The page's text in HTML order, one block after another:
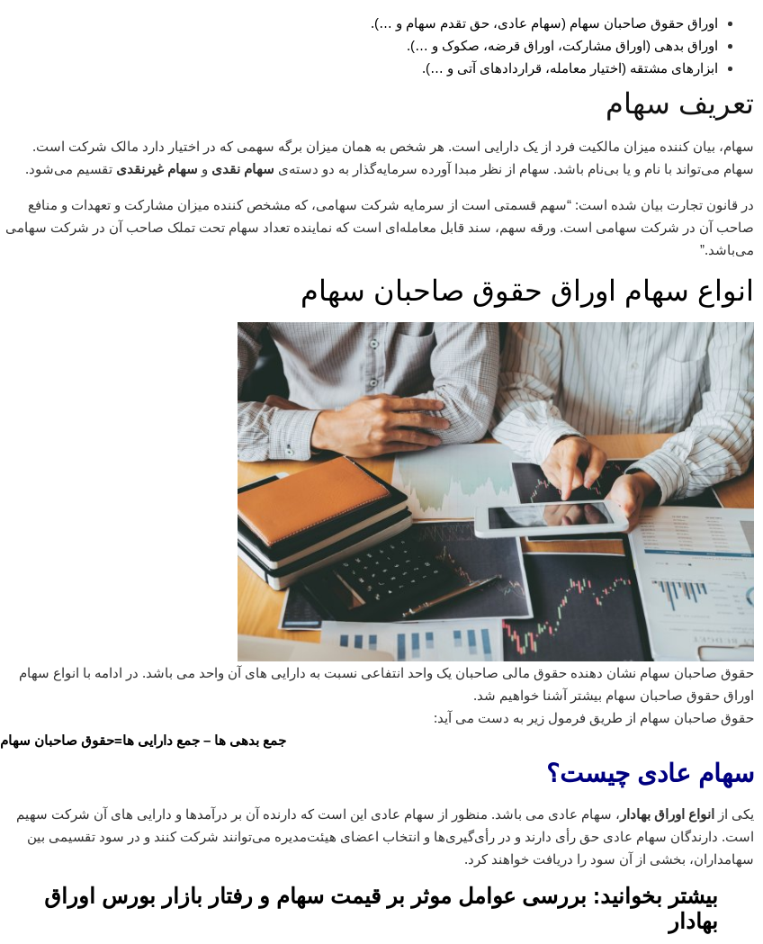
اوراق حقوق صاحبان سهام (سهام عادی، حق تقدم سهام و …).
اوراق بدهی (اوراق مشارکت، اوراق قرضه، صکوک و …).
ابزارهای مشتقه (اختیار معامله، قراردادهای آتی و …).
تعریف سهام
سهام، بیان کننده میزان مالکیت فرد از یک دارایی است. هر شخص به همان میزان برگه سهمی که در اختیار دارد مالک شرکت است.
سهام می‌تواند با نام و یا بی‌نام باشد. سهام از نظر مبدا آورده سرمایه‌گذار به دو دسته‌ی سهام نقدی و سهام غیرنقدی تقسیم می‌شود.
در قانون تجارت بیان شده است: “سهم قسمتی است از سرمایه شرکت سهامی، که مشخص کننده میزان مشارکت و تعهدات و منافع
صاحب آن در شرکت سهامی است. ورقه سهم، سند قابل معامله‌ای است که نماینده تعداد سهام تحت تملک صاحب آن در شرکت سهامی
می‌باشد.”
انواع سهام اوراق حقوق صاحبان سهام
حقوق صاحبان سهام نشان دهنده حقوق مالی صاحبان یک واحد انتفاعی نسبت به دارایی های آن واحد می باشد. در ادامه با انواع سهام
اوراق حقوق صاحبان سهام بیشتر آشنا خواهیم شد.
حقوق صاحبان سهام از طریق فرمول زیر به دست می آید:
جمع بدهی ها – جمع دارایی ها=حقوق صاحبان سهام
سهام عادی چیست؟
یکی از انواع اوراق بهادار ، سهام عادی می باشد. منظور از سهام عادی این است که دارنده آن بر درآمدها و دارایی های آن شرکت سهیم
است. دارندگان سهام عادی حق رأی دارند و در رأی‌گیری‌ها و انتخاب اعضای هیئت‌مدیره می‌توانند شرکت کنند و در سود تقسیمی بین
سهامداران، بخشی از آن سود را دریافت خواهند کرد.
بیشتر بخوانید: بررسی عوامل موثر بر قیمت سهام و رفتار بازار بورس اوراق
بهادار